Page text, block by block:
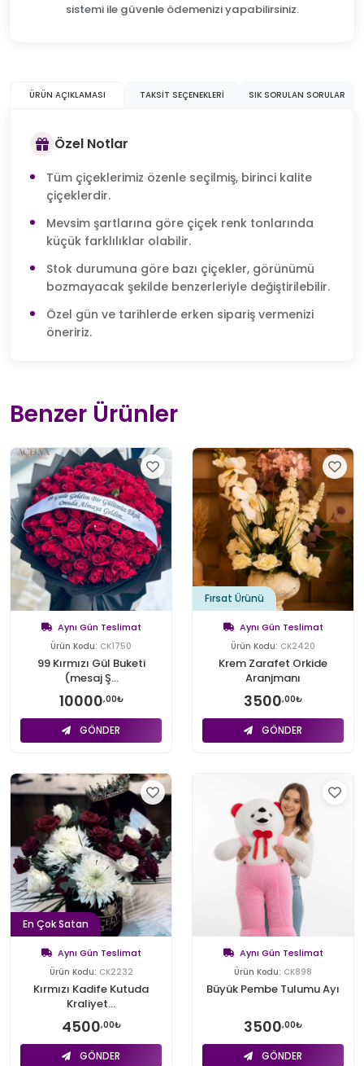
sistemi ile güvenle ödemenizi yapabilirsiniz.
ÜRÜN AÇIKLAMASI TAKSIT SEÇENEKLERI SIK SORULAN SORULAR
Özel Notlar
Tüm çiçeklerimiz özenle seçilmiş, birinci kalite
çiçeklerdir.
Mevsim şartlarına göre çiçek renk tonlarında
küçük farklılıklar olabilir.
Stok durumuna göre bazı çiçekler, görünümü
bozmayacak şekilde benzerleriyle değiştirilebilir.
Özel gün ve tarihlerde erken sipariş vermenizi
öneririz.
Benzer Ürünler
Aynı Gün Teslimat
Ürün Kodu: CK1750
99 Kırmızı Gül Buketi
(mesaj Ş...
10000,00₺
GÖNDER
Fırsat Ürünü
Aynı Gün Teslimat
Ürün Kodu: CK2420
Krem Zarafet Orkide
Aranjmanı
3500,00₺
GÖNDER
En Çok Satan
Aynı Gün Teslimat
Ürün Kodu: CK2232
Kırmızı Kadife Kutuda
Kraliyet...
4500,00₺
GÖNDER
Aynı Gün Teslimat
Ürün Kodu: CK898
Büyük Pembe Tulumu Ayı
3500,00₺
GÖNDER